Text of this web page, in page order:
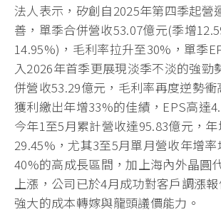
法人表示，矽創自2025年第四季起營
善，單季合併營收53.07億元(季增
14.95%)，毛利率拉升至30%，單季
入2026年首季更展現淡季不淡的強勁
併營收53.29億元，毛利率再度逆勢
獲利繳出年增33%的佳績，EPS高達
今年1至5月累計營收達95.83億元，
29.45%，尤其3至5月單月營收年增
40%的高成長區間，加上海內外晶圓
上漲，公司已於4月成功對客戶調漲
強大的成本轉嫁與龍頭議價能力。